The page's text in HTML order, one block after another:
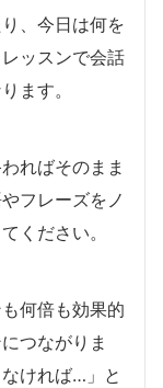
、今日は何を
ッスンで会話
ます。
ればそのまま
フレーズをノ
ください。
何倍も効果的
つながりま
ければ…」と